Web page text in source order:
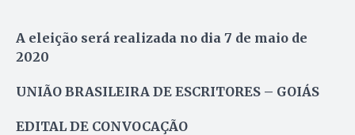
A eleição será realizada no dia 7 de maio de
2020
UNIÃO BRASILEIRA DE ESCRITORES – GOIÁS
EDITAL DE CONVOCAÇÃO